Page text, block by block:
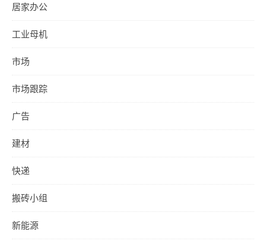
居家办公
工业母机
市场
市场跟踪
广告
建材
快递
搬砖小组
新能源